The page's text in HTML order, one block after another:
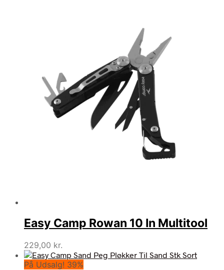
Easy Camp Rowan 10 In Multitool
229,00 kr.
På Udsalg! 39%